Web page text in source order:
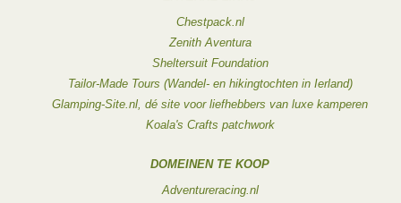
Chestpack.nl
Zenith Aventura
Sheltersuit Foundation
Tailor-Made Tours (Wandel- en hikingtochten in Ierland)
Glamping-Site.nl, dé site voor liefhebbers van luxe kamperen
Koala's Crafts patchwork
DOMEINEN TE KOOP
Adventureracing.nl